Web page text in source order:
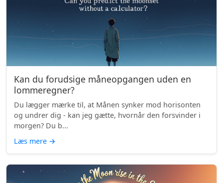
Kan du forudsige måneopgangen uden en
lommeregner?
Du lægger mærke til, at Månen synker mod horisonten
og undrer dig - kan jeg gætte, hvornår den forsvinder i
morgen? Du b...
Læs mere →